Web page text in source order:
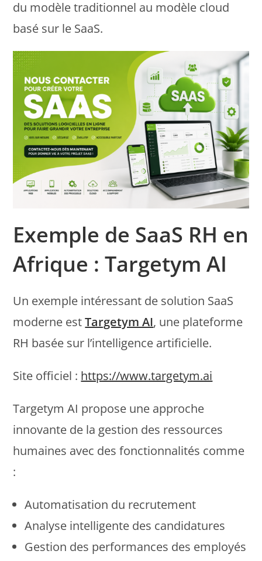
du modèle traditionnel au modèle cloud
basé sur le SaaS.
Exemple de SaaS RH en
Afrique : Targetym AI
Un exemple intéressant de solution SaaS
moderne estTargetym AI, une plateforme
RH basée sur l’intelligence artificielle.
Site officiel : https://www.targetym.ai
Targetym AI propose une approche
innovante de la gestion des ressources
humaines avec des fonctionnalités comme
:
Automatisation du recrutement
Analyse intelligente des candidatures
Gestion des performances des employés